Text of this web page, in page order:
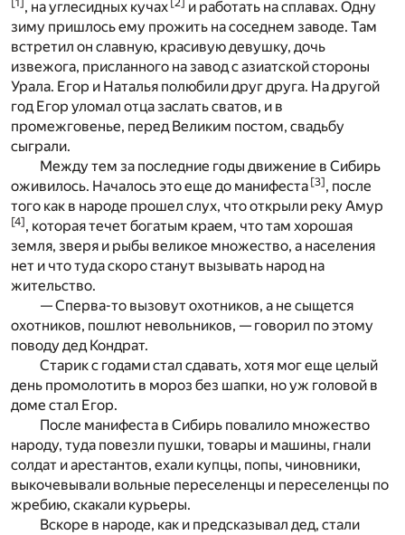
1 , на углесидных кучах 2
и работать на сплавах. Одну
зиму пришлось ему прожить на соседнем заводе. Там
встретил он славную, красивую девушку, дочь
извежога, присланного на завод с азиатской стороны
Урала. Егор и Наталья полюбили друг друга. На другой
год Егор уломал отца заслать сватов, и в
промежговенье, перед Великим постом, свадьбу
сыграли.
Между тем за последние годы движение в Сибирь
оживилось. Началось это еще до манифеста [3] , после
того как в народе прошел слух, что открыли реку Амур
[4] , которая течет богатым краем, что там хорошая
земля, зверя и рыбы великое множество, а населения
нет и что туда скоро станут вызывать народ на
жительство.
— Сперва-то вызовут охотников, а не сыщется
охотников, пошлют невольников, — говорил по этому
поводу дед Кондрат.
Старик с годами стал сдавать, хотя мог еще целый
день промолотить в мороз без шапки, но уж головой в
доме стал Егор.
После манифеста в Сибирь повалило множество
народу, туда повезли пушки, товары и машины, гнали
солдат и арестантов, ехали купцы, попы, чиновники,
выкочевывали вольные переселенцы и переселенцы по
жребию, скакали курьеры.
Вскоре в народе, как и предсказывал дед, стали